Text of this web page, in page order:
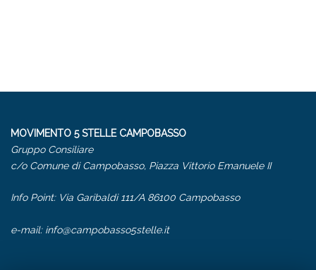
MOVIMENTO 5 STELLE CAMPOBASSO
Gruppo Consiliare
c/o Comune di Campobasso, Piazza Vittorio Emanuele II
Info Point: Via Garibaldi 111/A 86100 Campobasso
e-mail: info@campobasso5stelle.it